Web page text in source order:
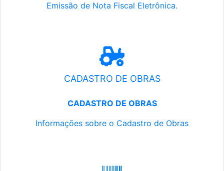
Emissão de Nota Fiscal Eletrônica.
CADASTRO DE OBRAS
CADASTRO DE OBRAS
Informações sobre o Cadastro de Obras